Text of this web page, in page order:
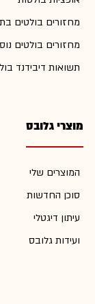
מחזורים בולטים בת"א
מחזורים בולטים
תשואות דיבידנד
מוצרי גלובס
המוצרים שלי
סוכן החדשות
עיתון דיגטלי
ועידות גלובס